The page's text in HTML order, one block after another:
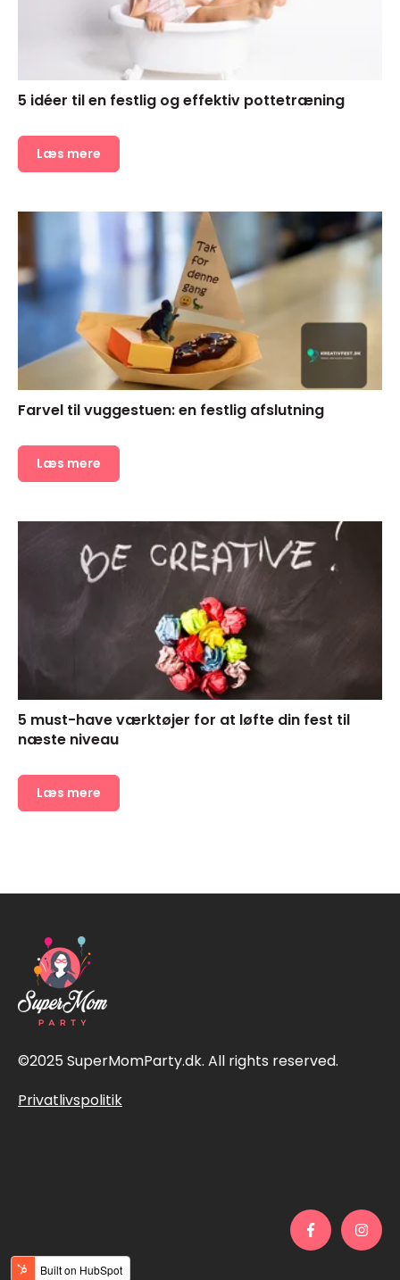
5 idéer til en festlig og effektiv pottetræning
Læs mere
Farvel til vuggestuen: en festlig afslutning
Læs mere
5 must-have værktøjer for at løfte din fest til
næste niveau
Læs mere
©2025 SuperMomParty.dk. All rights reserved.
Privatlivspolitik